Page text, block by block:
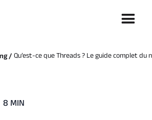
/ Qu’est-ce que Threads ? Le guide complet du
8 MIN